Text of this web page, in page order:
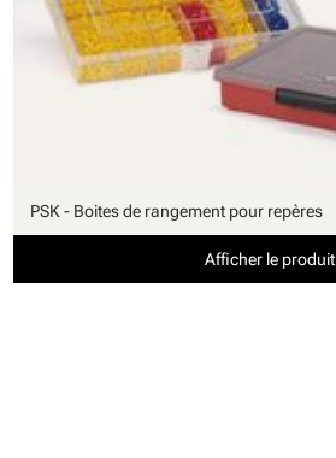
PSK - Boites de rangement pour repères
Afficher le produit